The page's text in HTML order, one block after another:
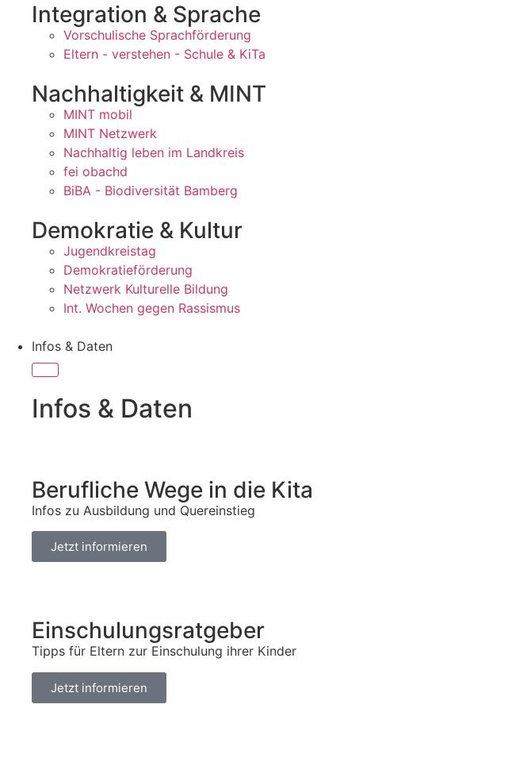
Integration & Sprache
Vorschulische Sprachförderung
Eltern - verstehen - Schule & KiTa
Nachhaltigkeit & MINT
MINT mobil
MINT Netzwerk
Nachhaltig leben im Landkreis
fei obachd
BiBA - Biodiversität Bamberg
Demokratie & Kultur
Jugendkreistag
Demokratieförderung
Netzwerk Kulturelle Bildung
Int. Wochen gegen Rassismus
Infos & Daten
Infos & Daten
Berufliche Wege in die Kita
Infos zu Ausbildung und Quereinstieg
Jetzt informieren
Einschulungsratgeber
Tipps für Eltern zur Einschulung ihrer Kinder
Jetzt informieren